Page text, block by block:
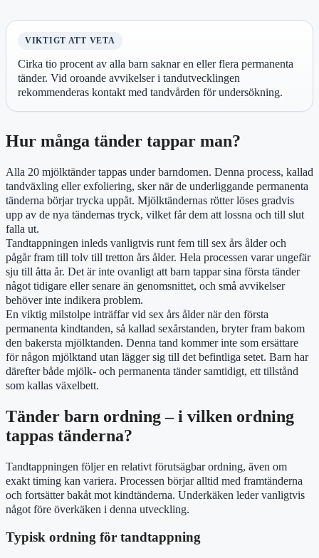
VIKTIGT ATT VETA
Cirka tio procent av alla barn saknar en eller flera permanenta
tänder. Vid oroande avvikelser i tandutvecklingen
rekommenderas kontakt med tandvården för undersökning.
Hur många tänder tappar man?
Alla 20 mjölktänder tappas under barndomen. Denna process, kallad
tandväxling eller exfoliering, sker när de underliggande permanenta
tänderna börjar trycka uppåt. Mjölktändernas rötter löses gradvis
upp av de nya tändernas tryck, vilket får dem att lossna och till slut
falla ut.
Tandtappningen inleds vanligtvis runt fem till sex års ålder och
pågår fram till tolv till tretton års ålder. Hela processen varar ungefär
sju till åtta år. Det är inte ovanligt att barn tappar sina första tänder
något tidigare eller senare än genomsnittet, och små avvikelser
behöver inte indikera problem.
En viktig milstolpe inträffar vid sex års ålder när den första
permanenta kindtanden, så kallad sexårstanden, bryter fram bakom
den bakersta mjölktanden. Denna tand kommer inte som ersättare
för någon mjölktand utan lägger sig till det befintliga setet. Barn har
därefter både mjölk- och permanenta tänder samtidigt, ett tillstånd
som kallas växelbett.
Tänder barn ordning – i vilken ordning
tappas tänderna?
Tandtappningen följer en relativt förutsägbar ordning, även om
exakt timing kan variera. Processen börjar alltid med framtänderna
och fortsätter bakåt mot kindtänderna. Underkäken leder vanligtvis
något före överkäken i denna utveckling.
Typisk ordning för tandtappning